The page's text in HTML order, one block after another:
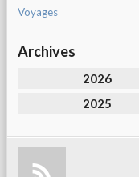
Voyages
Archives
2026
2025